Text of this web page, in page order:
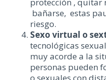
protección , quitar
bañarse, estas
riesgo.
Sexo virtual o
tecnológicas
muy acorde a la
personas pueden